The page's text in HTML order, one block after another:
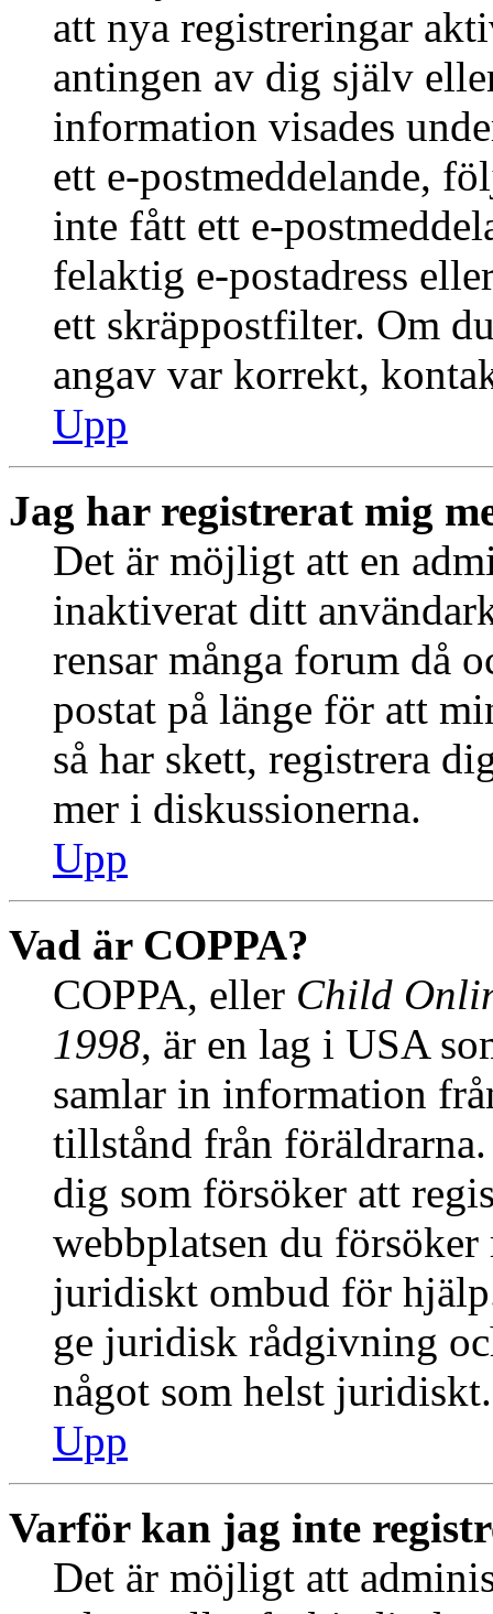
att nya registreringar
antingen av dig själv
information visades
ett e-postmeddelande,
inte fått ett e-
felaktig e-postadress
ett skräppostfilter. Om
angav var korrekt,
Upp
Jag har registrerat mig
Det är möjligt att en
inaktiverat ditt
rensar många forum då
postat på länge för att
så har skett, registrera
mer i diskussionerna.
Upp
Vad är COPPA?
COPPA, eller Child
1998, är en lag i USA
samlar in information
tillstånd från
dig som försöker att
webbplatsen du
juridiskt ombud för
ge juridisk rådgivning
något som helst juridiskt.
Upp
Varför kan jag inte
Det är möjligt att